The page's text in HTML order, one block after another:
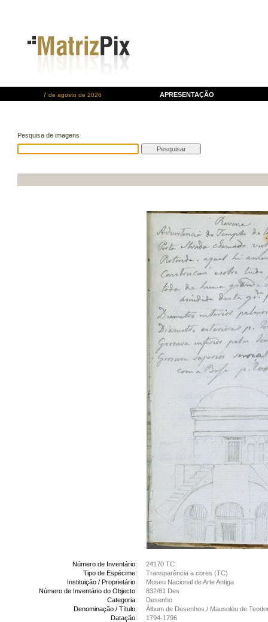
7 de agosto de 2026 APRESENTAÇÃO
Pesquisa de imagens
Número de Inventário:
24170 TC
Tipo de Espécime:
Transparência a cores (TC)
Instituição / Proprietário:
Museu Nacional de Arte Antiga
Número de Inventário do Objecto:
832/81 Des
Categoria:
Desenho
Denominação / Título:
Álbum de Desenhos / Mausoléu de
Datação:
1794-1796